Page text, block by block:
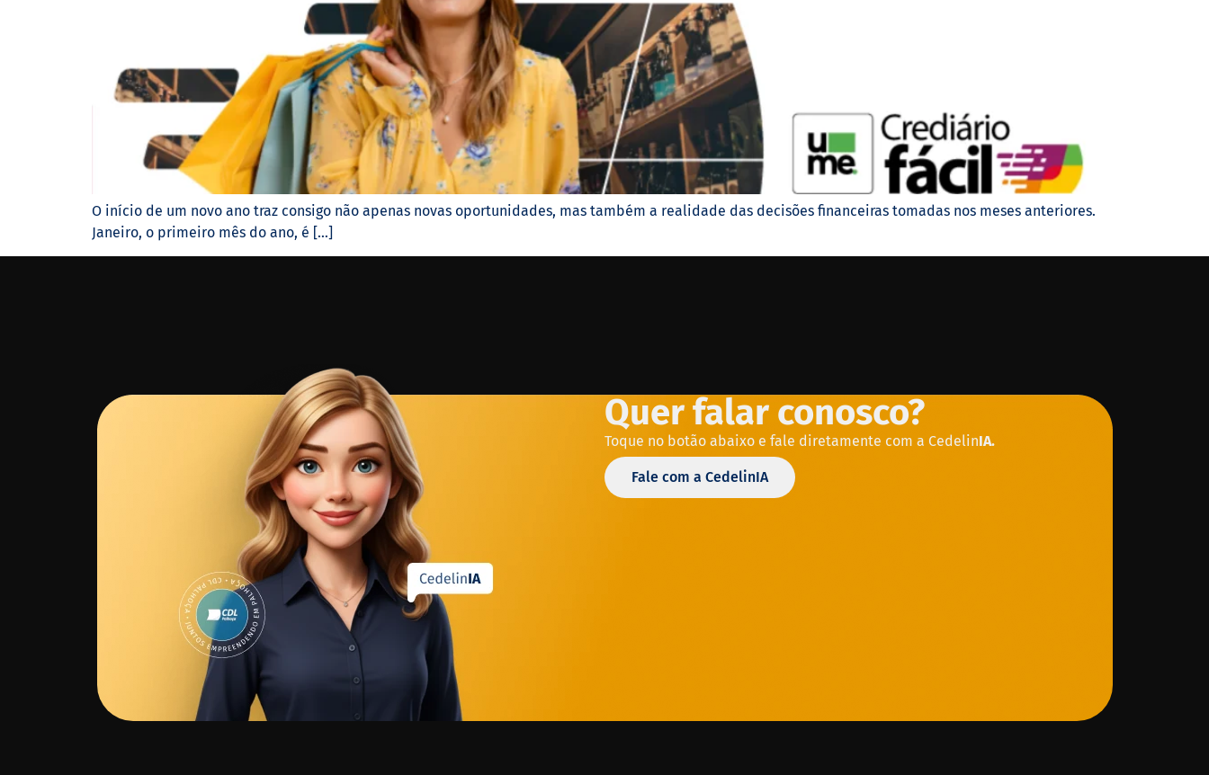
O início de um novo ano traz consigo não apenas novas oportunidades, mas também a realidade das decisões financeiras tomadas nos meses anteriores.
Janeiro, o primeiro mês do ano, é […]
Quer falar conosco?
Toque no botão abaixo e fale diretamente com a CedelinIA.
Fale com a CedelinIA